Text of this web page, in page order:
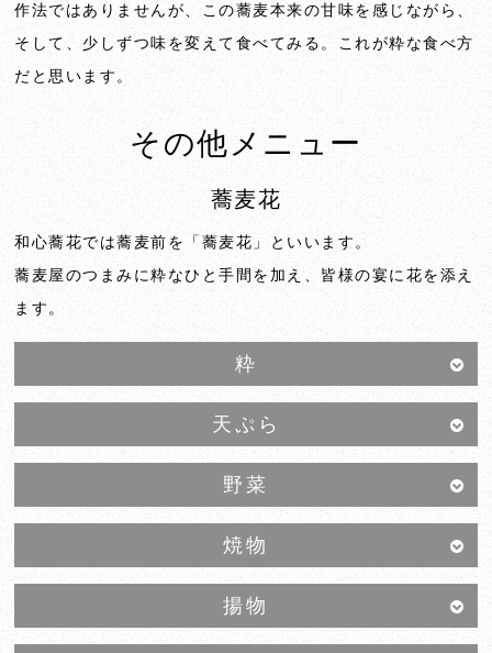
作法ではありませんが、この蕎麦本来の甘味を感じながら、
そして、少しずつ味を変えて食べてみる。これが粋な食べ方
だと思います。
その他メニュー
蕎麦花
和心蕎花では蕎麦前を「蕎麦花」といいます。
蕎麦屋のつまみに粋なひと手間を加え、皆様の宴に花を添え
ます。
粋
天ぷら
野菜
焼物
揚物